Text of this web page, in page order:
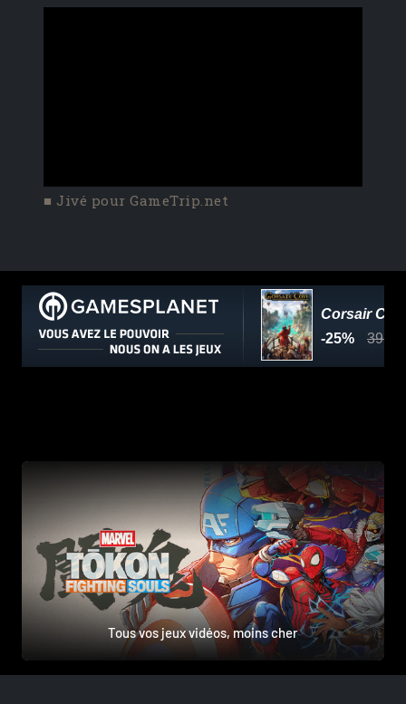
■ Jivé pour GameTrip.net
Tous vos jeux vidéos, moins cher